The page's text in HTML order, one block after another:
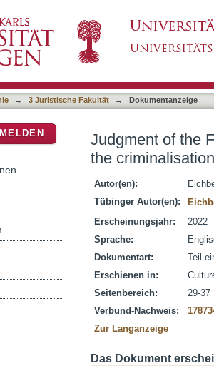
services
→ 3 Juristische Fakultät → Dokumentanzeige
Judgment of the
the
Autor(en):
Tübinger Autor(en):
Erscheinungsjahr:
2022
Sprache:
Dokumentart:
Teil
Erschienen in:
Seitenbereich:
29-37
Verbund-Nachweis:
Zur Langanzeige
Das Dokument